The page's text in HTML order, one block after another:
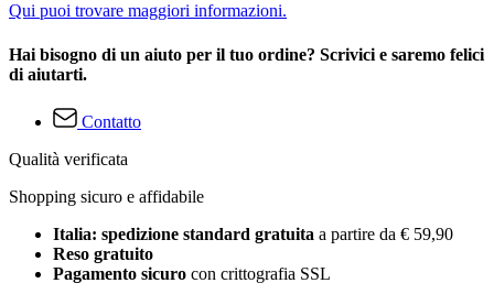
Qui puoi trovare maggiori informazioni.
Hai bisogno di un aiuto per il tuo ordine? Scrivici e saremo felici
di aiutarti.
Contatto
Qualità verificata
Shopping sicuro e affidabile
Italia: spedizione standard gratuita a partire da € 59,90
Reso gratuito
Pagamento sicuro con crittografia SSL